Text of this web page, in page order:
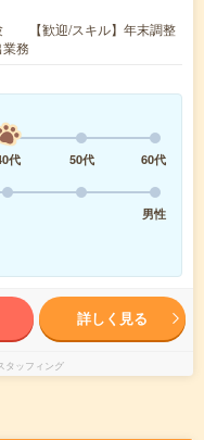
【歓迎/スキル】年末調整
務
代 50代
60代
男性
詳しく見る
タッフィング